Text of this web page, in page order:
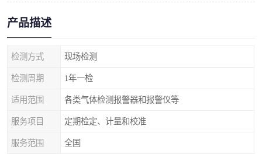
产品描述
检测方式 现场检测
检测周期 1年一检
适用范围 各类气体检测报警器和报警仪等
服务项目 定期检定、计量和校准
服务范围 全国